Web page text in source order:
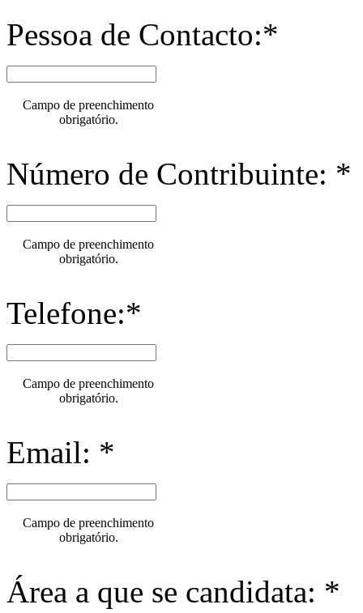
Pessoa de Contacto:*
Campo de preenchimento
obrigatório.
Número de Contribuinte: *
Campo de preenchimento
obrigatório.
Telefone:*
Campo de preenchimento
obrigatório.
Email: *
Campo de preenchimento
obrigatório.
Área a que se candidata: *